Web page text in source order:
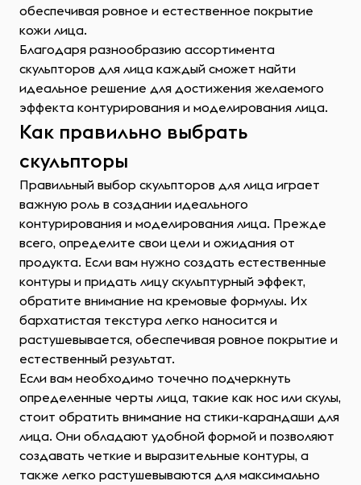
обеспечивая ровное и естественное покрытие
кожи лица.
Благодаря разнообразию ассортимента
скульпторов для лица каждый сможет найти
идеальное решение для достижения желаемого
эффекта контурирования и моделирования лица.
Как правильно выбрать
скульпторы
Правильный выбор скульпторов для лица играет
важную роль в создании идеального
контурирования и моделирования лица. Прежде
всего, определите свои цели и ожидания от
продукта. Если вам нужно создать естественные
контуры и придать лицу скульптурный эффект,
обратите внимание на кремовые формулы. Их
бархатистая текстура легко наносится и
растушевывается, обеспечивая ровное покрытие и
естественный результат.
Если вам необходимо точечно подчеркнуть
определенные черты лица, такие как нос или скулы,
стоит обратить внимание на стики-карандаши для
лица. Они обладают удобной формой и позволяют
создавать четкие и выразительные контуры, а
также легко растушевываются для максимально